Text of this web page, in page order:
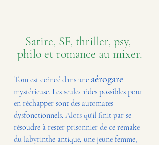
Satire, SF, thriller, psy,
philo et romance au mixer.
Tom est coincé dans une aérogare
mystérieuse. Les seules aides possibles pour
en réchapper sont des automates
dysfonctionnels. Alors qu'il finit par se
résoudre à rester prisonnier de ce remake
du labyrinthe antique, une jeune femme,